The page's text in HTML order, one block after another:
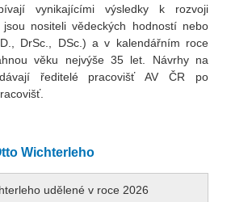
vynikajícími výsledky k rozvoji
nositeli vědeckých hodností nebo
DrSc., DSc.) a v kalendářním roce
věku nejvýše 35 let. Návrhy na
ředitelé pracovišť AV ČR po
Wichterleho
udělené v roce 2026